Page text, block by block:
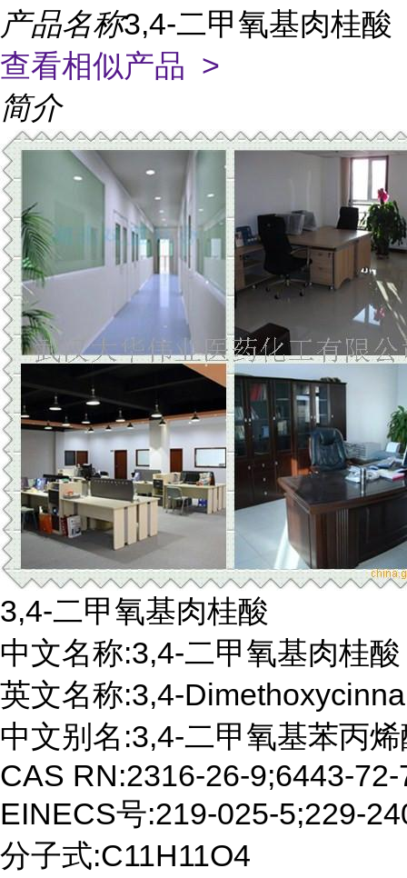
产品名称3,4-二甲氧基肉桂酸
查看相似产品 >
简介
3,4-二甲氧基肉桂酸
中文名称:3,4-二甲氧基肉桂酸
英文名称:3,4-
中文别名:3,4-二甲氧基苯丙
CAS RN:2316-26-9;6443-72-
EINECS号:219-025-5;229-
分子式:C11H11O4